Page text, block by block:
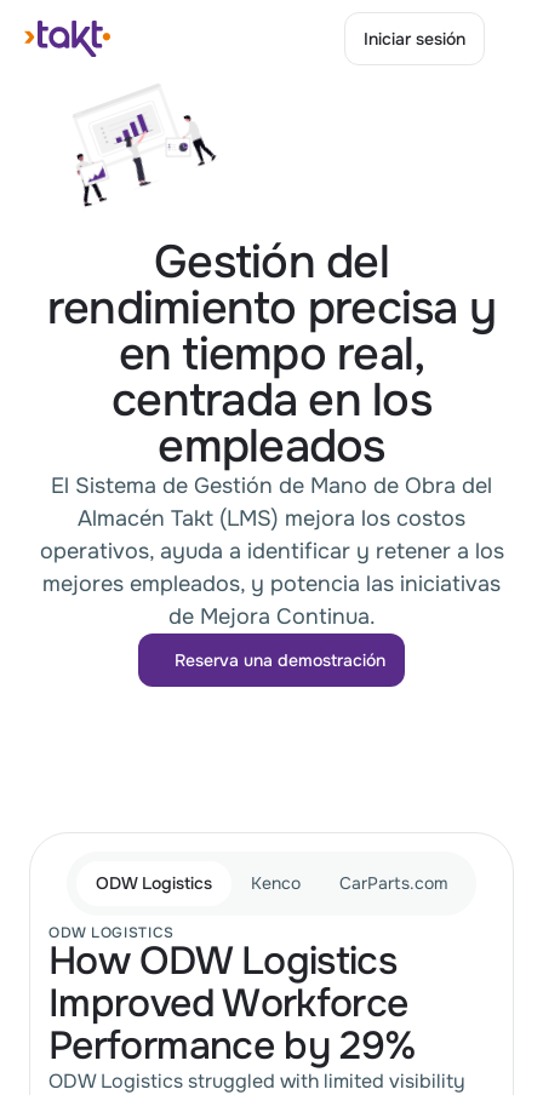
Gestión del
rendimiento precisa y
en tiempo real,
centrada en los
empleados
El Sistema de Gestión de Mano de Obra del
Almacén Takt (LMS) mejora los costos
operativos, ayuda a identificar y retener a los
mejores empleados, y potencia las iniciativas
de Mejora Continua.
Reserva una demostración
Reserva una demostración
ODW LOGISTICS
How ODW Logistics
Improved Workforce
Performance by 29%
ODW Logistics struggled with limited visibility
ODW Logistics Kenco CarParts.com
Iniciar sesión
Iniciar sesión